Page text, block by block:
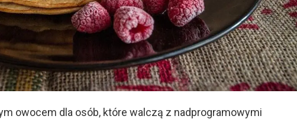
owocem dla osób, które walczą z nadprogramowymi